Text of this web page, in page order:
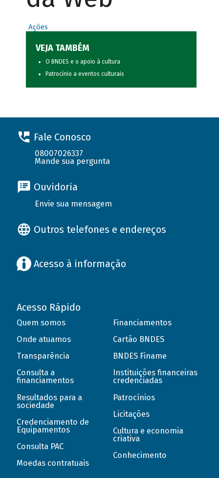
Ações
VEJA TAMBÉM
O BNDES e o apoio à cultura
Patrocínio a eventos culturais
Fale Conosco
08007026337
Mande sua pergunta
Ouvidoria
Envie sua mensagem
Outros telefones e endereços
Acesso à informação
Acesso Rápido
Quem somos
Onde atuamos
Transparência
Consulta a
financiamentos
Resultados para a
sociedade
Credenciamento de
Equipamentos
Consulta PAC
Moedas contratuais
Financiamentos
Cartão BNDES
BNDES Finame
Instituições financeiras
credenciadas
Patrocínios
Licitações
Cultura e economia
criativa
Conhecimento